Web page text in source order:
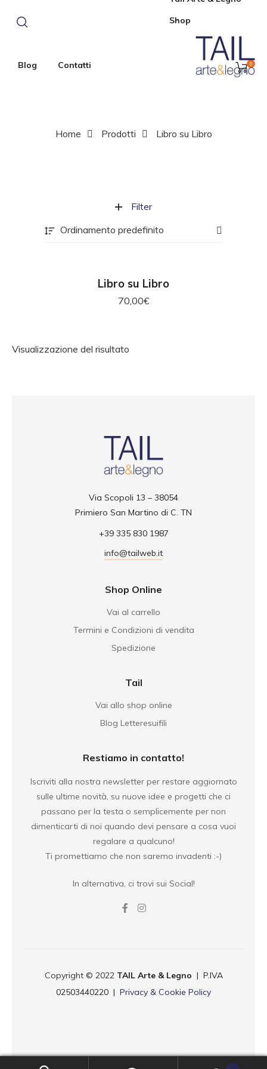
Shop
Blog Contatti 0
Home Prodotti Libro su Libro
Filter
Ordinamento predefinito
SCEGLI
Libro su Libro
70,00€
Visualizzazione del risultato
Via Scopoli 13 – 38054
Primiero San Martino di C. TN
+39 335 830 1987
info@tailweb.it
Shop Online
Vai al carrello
Termini e Condizioni di vendita
Spedizione
Tail
Vai allo shop online
Blog Letteresuifili
Restiamo in contatto!
Iscriviti alla nostra newsletter per restare aggiornato
sulle ultime novità, su nuove idee e progetti che ci
passano per la testa o semplicemente per non
dimenticarti di noi quando devi pensare a cosa vuoi
regalare a qualcuno!
Ti promettiamo che non saremo invadenti :-)
In alternativa, ci trovi sui Social!
Copyright © 2022 TAIL Arte & Legno | P.IVA
02503440220 | Privacy & Cookie Policy